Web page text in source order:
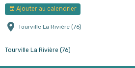
Ajouter au calendrier
Tourville La Rivière (76)
Tourville La Rivière (76)